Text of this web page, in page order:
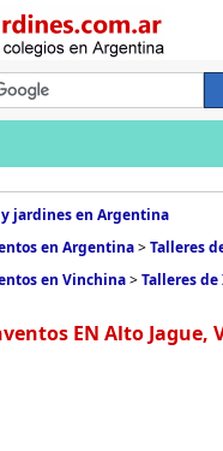
jardines en Argentina
en Argentina>Talleres
en Vinchina>Talleres
EN Alto Jague,